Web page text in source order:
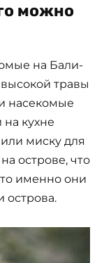
можно
на Бали-
травы
насекомые
кухне
миску для
острове, что
именно они
острова.